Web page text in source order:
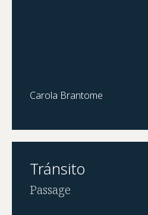
Carola Brantome
Tránsito
Passage